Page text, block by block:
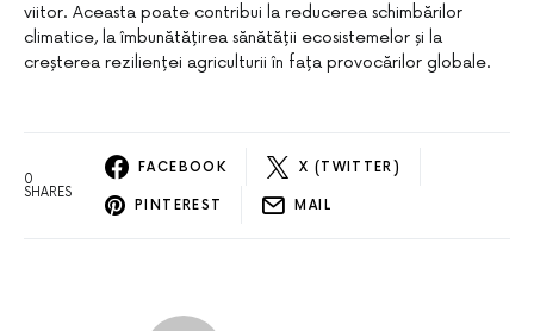
viitor. Aceasta poate contribui la reducerea schimbărilor
climatice, la îmbunătățirea sănătății ecosistemelor și la
creșterea rezilienței agriculturii în fața provocărilor globale.
0
SHARES
FACEBOOK X (TWITTER)
PINTEREST MAIL